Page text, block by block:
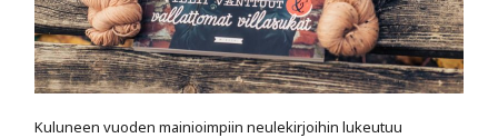
Kuluneen vuoden mainioimpiin neulekirjoihin lukeutuu